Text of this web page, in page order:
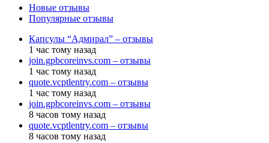
Новые отзывы
Популярные отзывы
Капсулы “Адмирал” – отзывы
1 час тому назад
join.gpbcoreinvs.com – отзывы
1 час тому назад
quote.vcptlentry.com – отзывы
1 час тому назад
join.gpbcoreinvs.com – отзывы
8 часов тому назад
quote.vcptlentry.com – отзывы
8 часов тому назад